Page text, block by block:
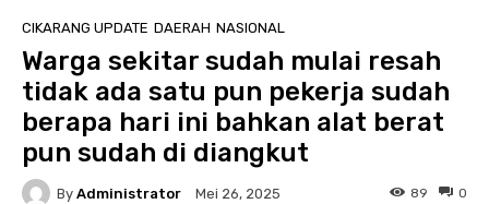
CIKARANG UPDATE DAERAH NASIONAL
Warga sekitar sudah mulai resah
tidak ada satu pun pekerja sudah
berapa hari ini bahkan alat berat
pun sudah di diangkut
By Administrator Mei 26, 2025 0
89